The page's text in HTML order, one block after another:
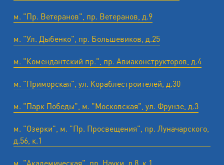
м. "Пр. Ветеранов", пр. Ветеранов, д.9
м. "Ул. Дыбенко", пр. Большевиков, д.25
м. "Комендантский пр.", пр. Авиаконструкторов, д.4
м. "Приморская", ул. Кораблестроителей, д.30
м. "Парк Победы", м. "Московская", ул. Фрунзе, д.3
м. "Озерки", м. "Пр. Просвещения", пр. Луначарского,
д.56, к.1
м. "Академическая", пр. Науки, д.8, к.1